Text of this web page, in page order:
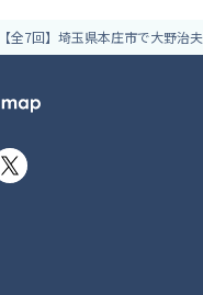
【全7回】埼玉県本庄市で大野治
X